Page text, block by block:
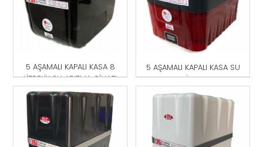
5 AŞAMALI KAPALI KASA 8
LİTRELİK SU ARITMA CİHAZI
5 AŞAMALI KAPALI KASA SU
ARITMA CİHAZI KIRMIZI-
MAVİ